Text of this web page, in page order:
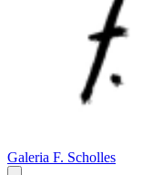
Galeria F. Scholles